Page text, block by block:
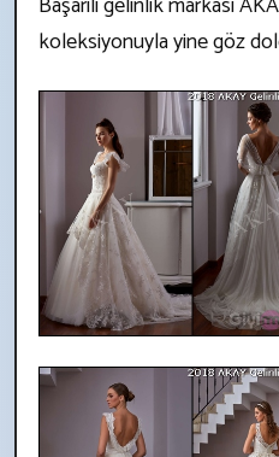
koleksiyonuyla yine göz